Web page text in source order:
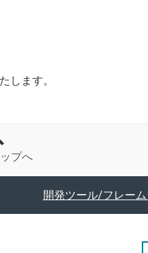
します。
プへ
開発ツール/フレーム